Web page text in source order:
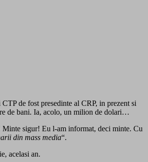
de fost presedinte al CRP, in prezent si
de bani. Ia, acolo, un milion de dolari…
Minte sigur! Eu l-am informat, deci minte. Cu
din mass media“.
acelasi an.